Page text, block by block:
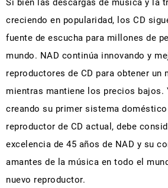
Si bien las descargas de música y la
creciendo en popularidad, los CD
fuente de escucha para millones de
mundo. NAD continúa innovando y
reproductores de CD para obtener un
mientras mantiene los precios bajos.
creando su primer sistema
reproductor de CD actual, debe
excelencia de 45 años de NAD y su
amantes de la música en todo el
nuevo reproductor.